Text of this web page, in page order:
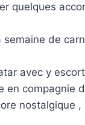
quelques
de
avec y
en compagnie
nostalgique